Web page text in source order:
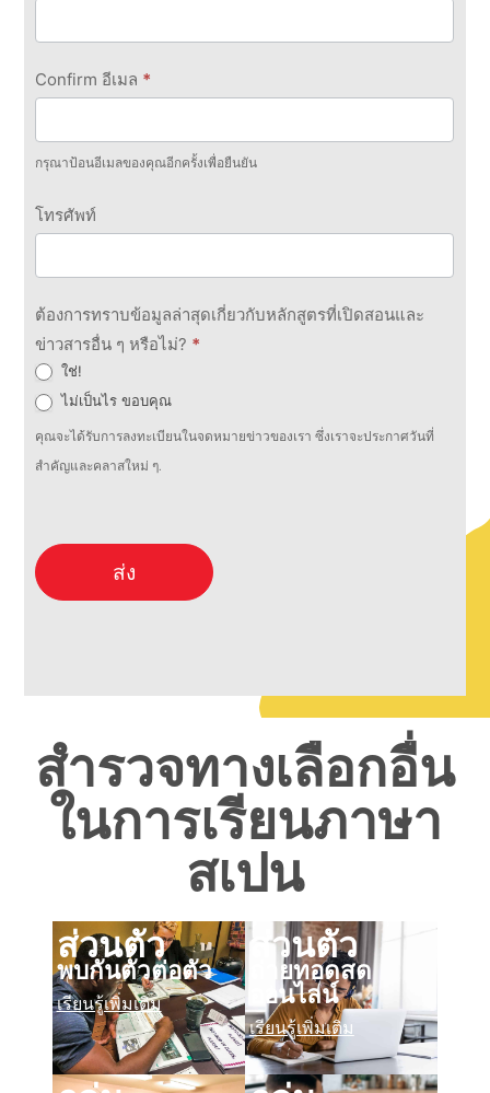
Confirm อีเมล *
กรุณาป้อนอีเมลของคุณอีกครั้งเพื่อยืนยัน
โทรศัพท์
ต้องการทราบข้อมูลล่าสุดเกี่ยวกับหลักสูตรที่เปิดสอนและ
ข่าวสารอื่น ๆ หรือไม่? *
ใช่!
ไม่เป็นไร ขอบคุณ
คุณจะได้รับการลงทะเบียนในจดหมายข่าวของเรา ซึ่งเราจะประกาศวันที่
สำคัญและคลาสใหม่ ๆ.
ส่ง
สำรวจทางเลือกอื่น
ในการเรียนภาษา
สเปน
ส่วนตัว
พบกันตัวต่อตัว
เรียนรู้เพิ่มเติม
ส่วนตัว
ถ่ายทอดสด
ออนไลน์
เรียนรู้เพิ่มเติม